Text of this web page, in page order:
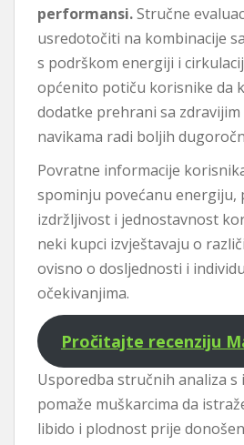
performansi.Stručne
usredotočiti na kombinacije
s podrškom energiji i
općenito potiču korisnike da
dodatke prehrani sa
navikama radi boljih
Povratne informacije
spominju povećanu energiju,
izdržljivost i jednostavnost
neki kupci izvještavaju o
ovisno o dosljednosti i
očekivanjima.
Pročitajte recenziju
Usporedba stručnih analiza s
pomaže muškarcima da
libido i plodnost prije